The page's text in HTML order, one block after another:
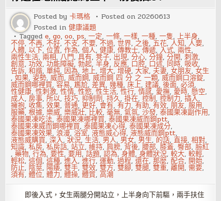
發
炎
的
症
狀
治
療
Posted by卡瑪格 Posted on20260613
Posted in健康議題
Taggede,go,oo, ps,一定,一條,一樣,一種,一隻,上半身,
不停,不再,不好,不支,不要,不過,世界, 之後,五花,人知,人要,
人體,以下,位置,作為,個人,健康,傳教士,傳遞, 入式, 兩性,
兩性生活, 兩相, 八門,具有,凳子, 出現,分心,分鐘,分開,刺激,
創意,功效,功能障礙,勃起,半身, 反應, 口腔, 口述, 同時, 吸收,
告訴,和諧,單純, 因為,地上,增大,增硬,大家, 夫妻,女朋友,女生
,如果,姿勢,威而,威而鋼,威而鋼 四 分 之 一顆,威而鋼口溶錠,
威而鋼哪裡買,容易,尷尬,差異,幾種,床上, 建議,後面,必須,
性健康,性刺激,性情,性慾,性生活,性行,情感, 愛撫, 愛時,懸空,
成人,房事,所以,技巧,抑制劑,持久,掛在,控制,控制力,插入,
擁抱, 收集,效果,普通, 更好, 會有,有力,有助,有效,朋友,服用,
服藥,根據,樂威,樂威壯, 比較,毫無,氣氛,沙發,泰國果凍副作用,
泰國果凍吃法,泰國果凍哪裡買,泰國果凍威而鋼ptt,
泰國果凍威而鋼哪裡買,泰國果凍心得,泰國果凍成分,
泰國果凍效果,浪漫,浴室,液態威心得,液態威而鋼ptt,
液態威購買,深入,狀況,生活, 男人, 男女, 男生, 的話,直接,相對,
知識,私房,私房話,站立,維持,肩膀,背後,腰部,膝蓋,臀部,臉紅
,藥物,行為,要性,要用,話題,認為,身體,身體狀況,較大,較輕,
輕松,這個,這種,進入,進行,運動,過程,還在,那麼,配合, 開始,
防止, 陰莖, 陽痿,雙手,雙效,雙方,雙腳,雙腿,雙重,離開, 需要,
須有,體位,體力,體操,體質,高潮
即後入式，女生兩腿分開站立，上半身向下前驅，兩手扶住